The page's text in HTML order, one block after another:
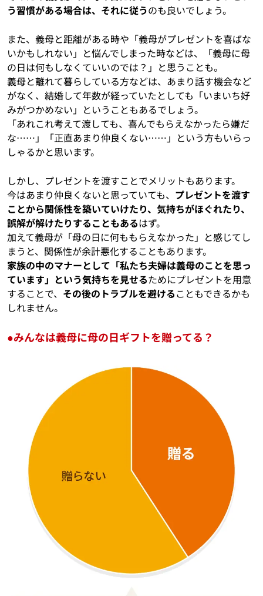
う習慣がある場合は、それに従うのも良いでしょう。
また、義母と距離がある時や「義母がプレゼントを喜ばな
いかもしれない」と悩んでしまった時などは、「義母に母
の日は何もしなくていいのでは？」と思うことも。
義母と離れて暮らしている方などは、あまり話す機会など
がなく、結婚して年数が経っていたとしても「いまいち好
みがつかめない」ということもあるでしょう。
「あれこれ考えて渡しても、喜んでもらえなかったら嫌だ
な……」「正直あまり仲良くない……」という方もいらっ
しゃるかと思います。
しかし、プレゼントを渡すことでメリットもあります。
今はあまり仲良くないと思っていても、 プレゼントを渡す
ことから関係性を築いていけたり、気持ちがほぐれたり、
誤解が解けたりすることもあるはず。
加えて義母が「母の日に何ももらえなかった」と感じてし
まうと、関係性が余計悪化することもあります。
家族の中のマナーとして「私たち夫婦は義母のことを思っ
ています」という気持ちを見せるためにプレゼントを用意
することで、 その後のトラブルを避けることもできるかも
しれません。
●みんなは義母に母の日ギフトを贈ってる？